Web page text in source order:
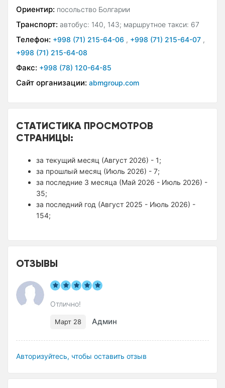
Ориентир: посольство Болгарии
Транспорт: автобус: 140, 143; маршрутное такси: 67
Телефон: +998 (71) 215-64-06 , +998 (71) 215-64-07 ,
+998 (71) 215-64-08
Факс: +998 (78) 120-64-85
Сайт организации: abmgroup.com
СТАТИСТИКА ПРОСМОТРОВ
СТРАНИЦЫ:
за текущий месяц (Август 2026) - 1;
за прошлый месяц (Июль 2026) - 7;
за последние 3 месяца (Май 2026 - Июль 2026) -
35;
за последний год (Август 2025 - Июль 2026) -
154;
ОТЗЫВЫ
Отлично!
Март 28 Админ
Авторизуйтесь, чтобы оставить отзыв